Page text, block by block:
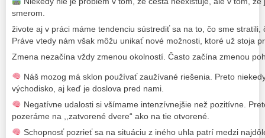
smerom.
živote aj v práci máme tendenciu sústrediť sa na to, čo sme stratili,
Práve vtedy nám však môžu unikať nové možnosti, ktoré už stoja
Zmena nezačína vždy zmenou okolností. Často začína zmenou
Náš mozog má sklon používať zaužívané riešenia. Preto
východisko, aj keď je doslova pred nami.
Negatívne udalosti si všímame intenzívnejšie než pozitívne.
pozeráme na ,,zatvorené dvere“ ako na tie otvorené.
Schopnosť pozrieť sa na situáciu z iného uhla patrí medzi